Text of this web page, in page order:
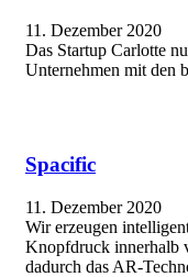
11. Dezember 2020
Das Startup Carlotte
Unternehmen mit den
Spacific
11. Dezember 2020
Wir erzeugen
Knopfdruck innerhalb
dadurch das AR-